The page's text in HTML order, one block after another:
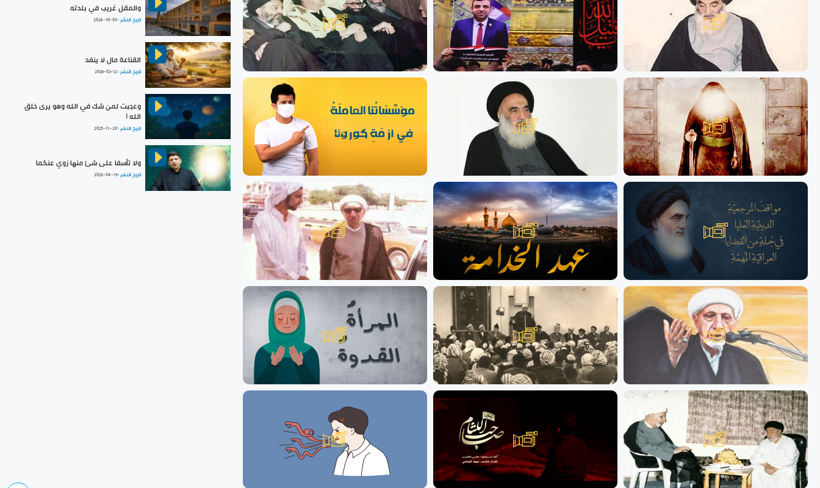
والمقل غريب في بلدته
تاريخ النشر :2024-10-09
القناعة مال لا ينفد
تاريخ النشر :2026-02-12
وعجبت لمن شك في الله وهو يرى خلق
الله !
تاريخ النشر :2025-11-20
ولا تأسفا على شئ منها زوي عنكما
تاريخ النشر :2023-04-19